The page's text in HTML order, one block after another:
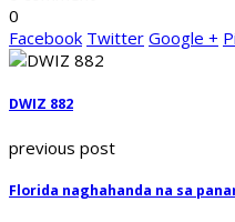
0
Facebook Twitter Google +
DWIZ 882
previous post
Florida naghahanda na sa